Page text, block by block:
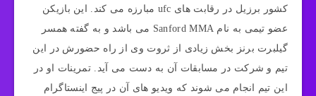
کشور برزیل در رقابت های ufc مبارزه می کند. این بازیکن
عضو تیمی به نام Sanford MMA می باشد و به گفته همسر
گیلبرت برنز بخش زیادی از ثروت وی از راه حضورش در این
تیم و شرکت در مسابقات آن به دست می آید. تمرینات او در
این تیم انجام می شوند که ویدیو های آن در پیج اینستاگرام